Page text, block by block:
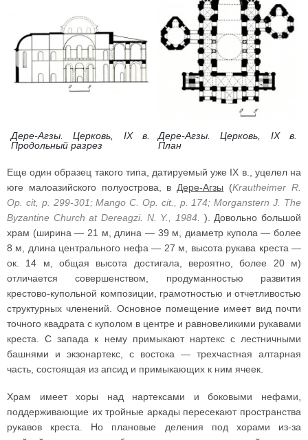
Дере-Агзы. Церковь, IX в.
Продольный разрез
Дере-Агзы. Церковь, IX в.
План
Еще один образец такого типа, датируемый уже IX в., уцелел на
юге малоазийского полуострова, в Дере-Агзы (Krautheimer R.
Op. cit, p. 299-301; Mango С. Op. cit., p. 174; Morganstern J. The
Byzantine Church at Dereagzi. N. Y., 1984.
). Довольно большой
храм (ширина — 21 м, длина — 39 м, диаметр купола — более
8 м, длина центрального нефа — 27 м, высота рукава креста —
ок. 14 м, общая высота достигала, вероятно, более 20 м)
отличается совершенством, продуманностью развития
крестово-купольной композиции, грамотностью и отчетливостью
структурных членений. Основное помещение имеет вид почти
точного квадрата с куполом в центре и равновеликими рукавами
креста. С запада к нему примыкают нартекс с лестничными
башнями и экзонартекс, с востока — трехчастная алтарная
часть, состоящая из апсид и примыкающих к ним ячеек.
Храм имеет хоры над нартексами и боковыми нефами,
поддерживающие их тройные аркады пересекают пространства
рукавов креста. Но плановые деления под хорами из-за